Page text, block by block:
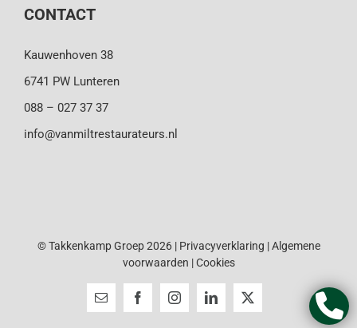
CONTACT
Kauwenhoven 38
6741 PW Lunteren
088 – 027 37 37
info@vanmiltrestaurateurs.nl
© Takkenkamp Groep 2026 | Privacyverklaring |Algemene
voorwaarden |Cookies
E-
mail
FacebookInstagramLinkedIn